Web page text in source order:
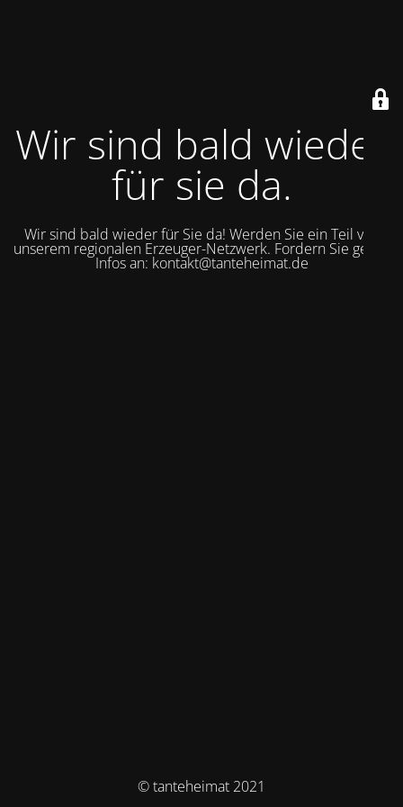
Wir sind bald wieder
für sie da.
Wir sind bald wieder für Sie da! Werden Sie ein Teil von
unserem regionalen Erzeuger-Netzwerk. Fordern Sie gerne
Infos an: kontakt@tanteheimat.de
© tanteheimat 2021